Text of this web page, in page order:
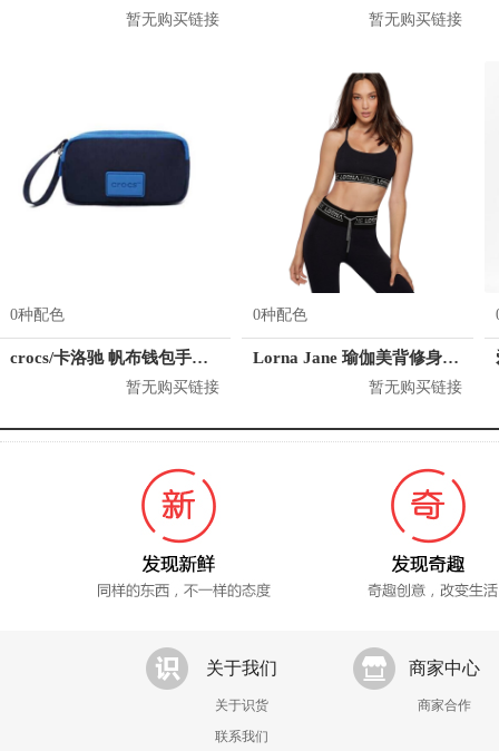
暂无购买链接 暂无购买链接
0种配色
crocs/卡洛驰 帆布钱包手抓包手拿包零钱包女包 CB28A164064
暂无购买链接
0种配色
Lorna Jane 瑜伽美背修身运动内衣 042077
暂无购买链接
关于我们
关于识货
联系我们
商家中心
商家合作